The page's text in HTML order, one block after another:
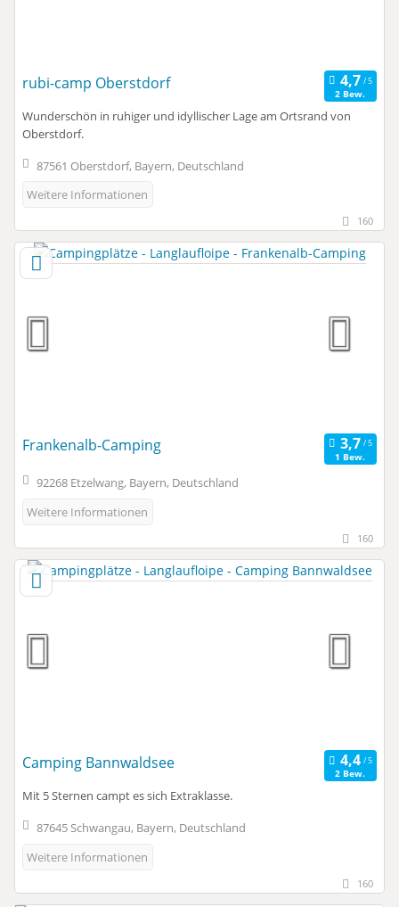
rubi-camp Oberstdorf
2 Bew.
Wunderschön in ruhiger und idyllischer Lage am Ortsrand von
Oberstdorf.
87561 Oberstdorf, Bayern, Deutschland
Weitere Informationen
160
Frankenalb-Camping
1 Bew.
92268 Etzelwang, Bayern, Deutschland
Weitere Informationen
160
Camping Bannwaldsee
2 Bew.
Mit 5 Sternen campt es sich Extraklasse.
87645 Schwangau, Bayern, Deutschland
Weitere Informationen
160